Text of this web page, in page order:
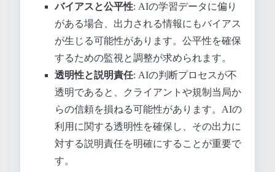
バイアスと公平性: AIの学習データに偏り
がある場合、出力される情報にもバイアス
が生じる可能性があります。公平性を確保
するための監視と調整が求められます。
透明性と説明責任: AIの判断プロセスが不
透明であると、クライアントや規制当局か
らの信頼を損ねる可能性があります。AIの
利用に関する透明性を確保し、その出力に
対する説明責任を明確にすることが重要で
す。